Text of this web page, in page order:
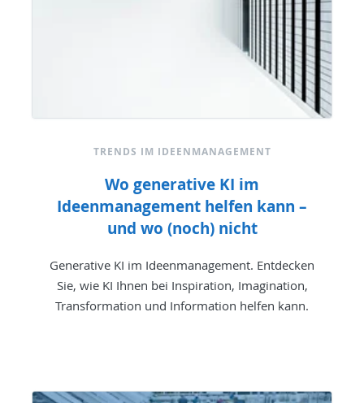
TRENDS IM IDEENMANAGEMENT
Wo generative KI im
Ideenmanagement helfen kann –
und wo (noch) nicht
Generative KI im Ideenmanagement. Entdecken
Sie, wie KI Ihnen bei Inspiration, Imagination,
Transformation und Information helfen kann.